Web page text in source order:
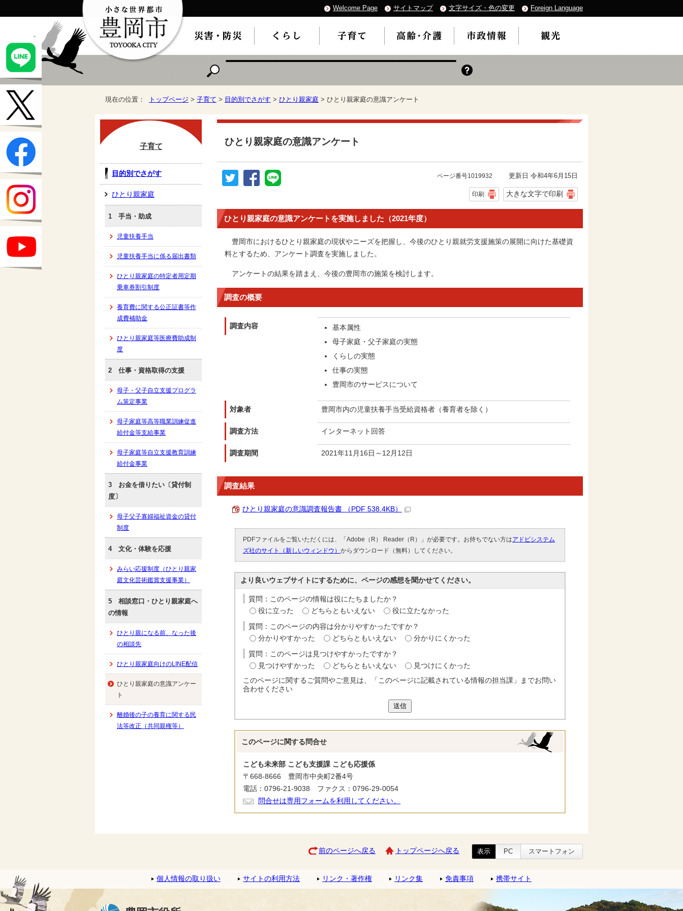
Welcome Page サイトマップ 文字サイズ・色の変更 Foreign Language
現在の位置： トップページ > 子育て > 目的別でさがす > ひとり親家庭 > ひとり親家庭の意識アンケート
ひとり親家庭の意識アンケート
ページ番号1019932 更新日 令和4年6月15日
印刷 大きな文字で印刷
ひとり親家庭の意識アンケートを実施しました（2021年度）
豊岡市におけるひとり親家庭の現状やニーズを把握し、今後のひとり親就労支援施策の展開に向けた基礎資
料とするため、アンケート調査を実施しました。
アンケートの結果を踏まえ、今後の豊岡市の施策を検討します。
調査の概要
調査内容
基本属性
母子家庭・父子家庭の実態
くらしの実態
仕事の実態
豊岡市のサービスについて
対象者 豊岡市内の児童扶養手当受給資格者（養育者を除く）
調査方法 インターネット回答
調査期間 2021年11月16日～12月12日
調査結果
ひとり親家庭の意識調査報告書 （PDF 538.4KB）
PDFファイルをご覧いただくには、「Adobe（R） Reader（R）」が必要です。お持ちでない方はアドビシステム
ズ社のサイト（新しいウィンドウ） からダウンロード（無料）してください。
より良いウェブサイトにするために、ページの感想を聞かせてください。
質問：このページの情報は役にたちましたか？
役に立った
どちらともいえない 役に立たなかった
質問：このページの内容は分かりやすかったですか？
分かりやすかった
どちらともいえない 分かりにくかった
質問：このページは見つけやすかったですか？
見つけやすかった
どちらともいえない
見つけにくかった
このページに関するご質問やご意見は、「このページに記載されている情報の担当課」までお問い
合わせください
送信
このページに関する 問合せ
こども未来部 こども支援課 こども応援係
〒668-8666 豊岡市中央町2番4号
電話：0796-21-9038 ファクス：0796-29-0054
問合せは専用フォームを利用してください。
子育て
目的別でさがす
ひとり親家庭
1 手当・助成
児童扶養手当
児童扶養手当に係る届出書類
ひとり親家庭の特定者用定期
乗車券割引制度
養育費に関する公正証書等作
成費補助金
ひとり親家庭等医療費助成制
度
2 仕事・資格取得の支援
母子・父子自立支援プログラ
ム策定事業
母子家庭等高等職業訓練促進
給付金等支給事業
母子家庭等自立支援教育訓練
給付金事業
3 お金を借りたい〔貸付制
度〕
母子父子寡婦福祉資金の貸付
制度
4 文化・体験を応援
みらい応援制度（ひとり親家
庭文化芸術鑑賞支援事業）
5 相談窓口・ひとり親家庭へ
の情報
ひとり親になる前、なった後
の相談先
ひとり親家庭向けのLINE配信
ひとり親家庭の意識アンケー
ト
離婚後の子の養育に関する民
法等改正（共同親権等）
前のページへ戻る トップページへ戻る 表示 PC スマートフォン
個人情報の取り扱い サイトの利用方法 リンク・著作権 リンク集 免責事項 携帯サイト